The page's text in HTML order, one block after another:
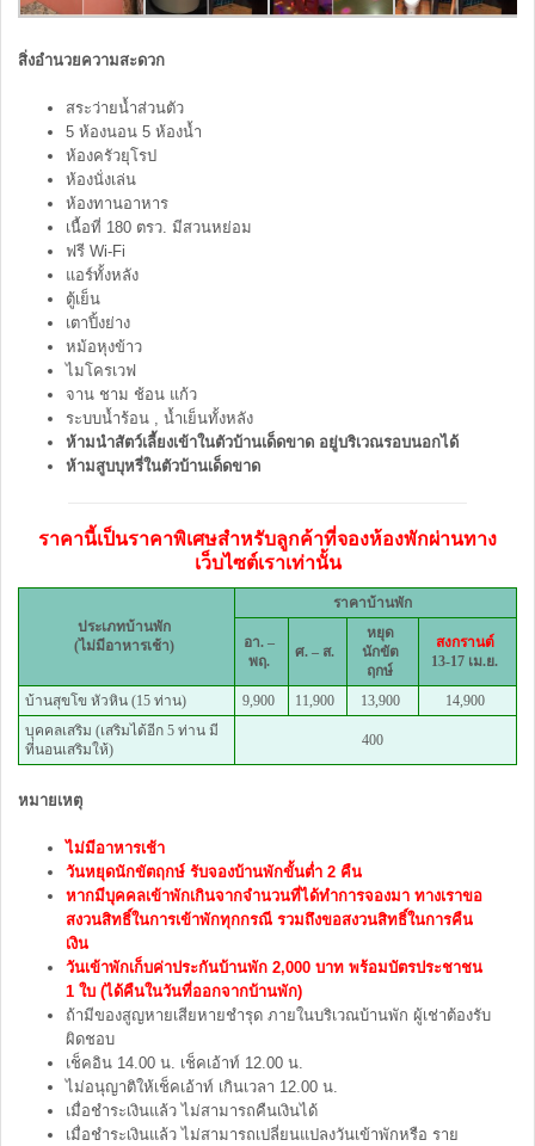
สิ่งอำนวยความสะดวก
สระว่ายน้ำส่วนตัว
5 ห้องนอน 5 ห้องน้ำ
ห้องครัวยุโรป
ห้องนั่งเล่น
ห้องทานอาหาร
เนื้อที่ 180 ตรว. มีสวนหย่อม
ฟรี Wi-Fi
แอร์ทั้งหลัง
ตู้เย็น
เตาปิ้งย่าง
หม้อหุงข้าว
ไมโครเวฟ
จาน ชาม ช้อน แก้ว
ระบบน้ำร้อน , น้ำเย็นทั้งหลัง
ห้ามนำสัตว์เลี้ยงเข้าในตัวบ้านเด็ดขาด อยู่บริเวณรอบนอกได้
ห้ามสูบบุหรี่ในตัวบ้านเด็ดขาด
ราคานี้เป็นราคาพิเศษสำหรับลูกค้าที่จองห้องพักผ่านทาง
เว็บไซต์เราเท่านั้น
ประเภทบ้านพัก
(ไม่มีอาหารเช้า)
ราคาบ้านพัก
อา. –
พฤ.
ศ. – ส.
หยุด
นักขัต
ฤกษ์
สงกรานต์
13-17 เม.ย.
บ้านสุขโข หัวหิน (15 ท่าน) 9,900 11,900 13,900
14,900
บุคคลเสริม (เสริมได้อีก 5 ท่าน มี
ที่นอนเสริมให้)
400
หมายเหตุ
ไม่มีอาหารเช้า
วันหยุดนักขัตฤกษ์ รับจองบ้านพักขั้นต่ำ 2 คืน
หากมีบุคคลเข้าพักเกินจากจำนวนที่ได้ทำการจองมา ทางเราขอ
สงวนสิทธิ์ในการเข้าพักทุกกรณี รวมถึงขอสงวนสิทธิ์ในการคืน
เงิน
วันเข้าพักเก็บค่าประกันบ้านพัก 2,000 บาท พร้อมบัตรประชาชน
1 ใบ (ได้คืนในวันที่ออกจากบ้านพัก)
ถ้ามีของสูญหายเสียหายชำรุด ภายในบริเวณบ้านพัก ผู้เช่าต้องรับ
ผิดชอบ
เช็คอิน 14.00 น. เช็คเอ้าท์ 12.00 น.
ไม่อนุญาติให้เช็คเอ้าท์ เกินเวลา 12.00 น.
เมื่อชำระเงินแล้ว ไม่สามารถคืนเงินได้
เมื่อชำระเงินแล้ว ไม่สามารถเปลี่ยนแปลงวันเข้าพักหรือ ราย